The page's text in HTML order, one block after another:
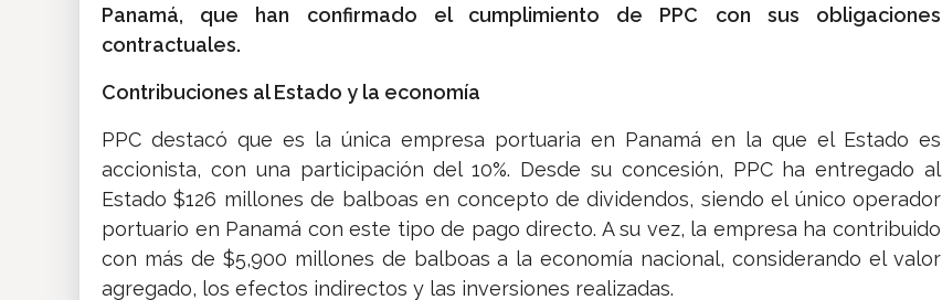
Panamá, que han confirmado el cumplimiento de PPC con sus obligaciones
contractuales.
Contribuciones al Estado y la economía
PPC destacó que es la única empresa portuaria en Panamá en la que el Estado es
accionista, con una participación del 10%. Desde su concesión, PPC ha entregado al
Estado $126 millones de balboas en concepto de dividendos, siendo el único operador
portuario en Panamá con este tipo de pago directo. A su vez, la empresa ha contribuido
con más de $5,900 millones de balboas a la economía nacional, considerando el valor
agregado, los efectos indirectos y las inversiones realizadas.